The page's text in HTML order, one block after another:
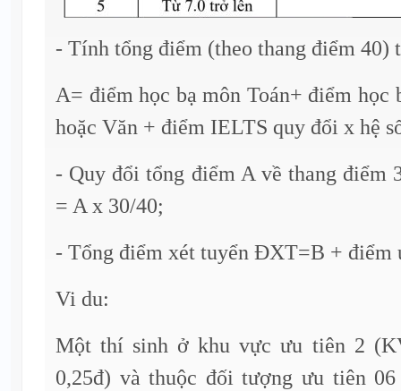
- Tính tổng điểm (theo thang điểm 40)
A= điểm học bạ môn Toán+ điểm học
hoặc Văn + điểm IELTS quy đổi x hệ
- Quy đổi tổng điểm A về thang điểm
= A x 30/40;
- Tổng điểm xét tuyển ĐXT=B + điểm
Vi du:
Một thí sinh ở khu vực ưu tiên 2
0,25đ) và thuộc đối tượng ưu tiên